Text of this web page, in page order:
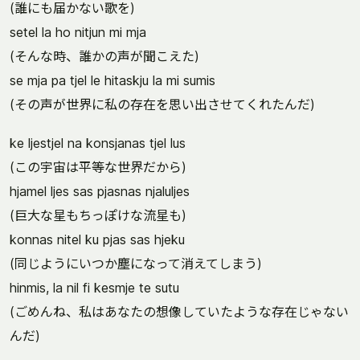
(誰にも届かない歌を)
setel la ho nitjun mi mja
(そんな時、誰かの声が聞こえた)
se mja pa tjel le hitaskju la mi sumis
(その声が世界に私の存在を思い出させてくれたんだ)
ke ljestjel na konsjanas tjel lus
(この宇宙は平等な世界だから)
hjamel ljes sas pjasnas njaluljes
(巨大な星もちっぽけな流星も)
konnas nitel ku pjas sas hjeku
(同じようにいつか塵になって消えてしまう)
hinmis, la nil fi kesmje te sutu
(ごめんね、私はあなたの想像していたような存在じゃない
んだ)